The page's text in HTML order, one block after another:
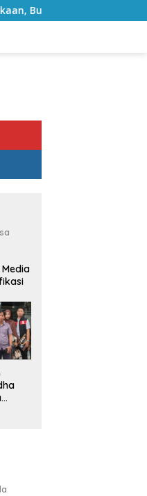
Selatan Ajak ASN